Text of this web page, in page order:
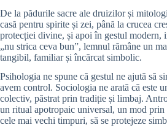
De la pădurile sacre ale druizilor și
casă pentru spirite și zei, până la crucea
protecției divine, și apoi în gestul modern,
„nu strica ceva bun”, lemnul rămâne un
tangibil, familiar și încărcat simbolic.
Psihologia ne spune că gestul ne ajută să
avem control. Sociologia ne arată că este
colectiv, păstrat prin tradiție și limbaj.
un ritual apotropaic universal, un mod prin
cele mai vechi timpuri, să se protejeze